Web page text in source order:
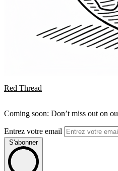
Red Thread
Coming soon: Don’t miss out on
Entrez votre email
S'abonner